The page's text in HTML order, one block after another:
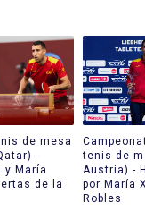
de mesa
-
y María
de la
tenis de
Austria) -
por María
Robles